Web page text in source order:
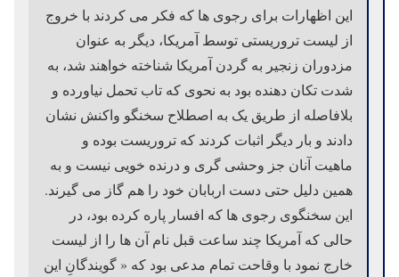
این اظهارات برای رجوی ها که فکر می کردند با خروج
از لیست تروریستی توسط آمریکا، دیگر به عنوان
مزدوران زنجیر به گردن آمریکا شناخته خواهند شد، به
شدت تکان دهنده بود به نحوی که تاب تحمل نیاورده و
بلافاصله از طریق یک به اصطلاح سخنگو واکنش نشان
دادند و بار دیگر اثبات کردند که تروریست بوده و
ماهیت آنان جز وحشی گری و درنده خویی نیست و به
همین دلیل حتی دست اربابان خود را هم گاز می گیرند.
این سخنگوی رجوی ها که افسار پاره کرده بود، در
حالی که آمریکا چند ساعت قبل نام آن ها را از لیست
خارج نمود با وقاحت تمام مدعی بود که « گویندگانِ این